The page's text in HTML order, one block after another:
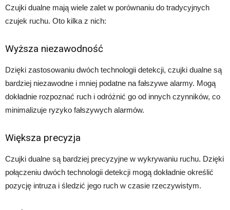
Czujki dualne mają wiele zalet w porównaniu do tradycyjnych
czujek ruchu. Oto kilka z nich:
Wyższa niezawodność
Dzięki zastosowaniu dwóch technologii detekcji, czujki dualne są
bardziej niezawodne i mniej podatne na fałszywe alarmy. Mogą
dokładnie rozpoznać ruch i odróżnić go od innych czynników, co
minimalizuje ryzyko fałszywych alarmów.
Większa precyzja
Czujki dualne są bardziej precyzyjne w wykrywaniu ruchu. Dzięki
połączeniu dwóch technologii detekcji mogą dokładnie określić
pozycję intruza i śledzić jego ruch w czasie rzeczywistym.